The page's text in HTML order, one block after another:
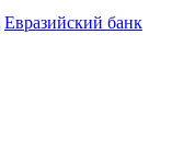
Евразийский банк